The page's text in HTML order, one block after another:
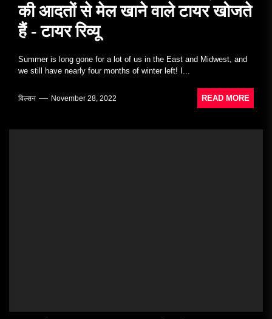
की आदतों से मेल खाने वाले टायर खोजते
हैं - टायर रिव्यू
Summer is long gone for a lot of us in the East and Midwest, and
we still have nearly four months of winter left! I...
विल्सन November 28, 2022 READ MORE